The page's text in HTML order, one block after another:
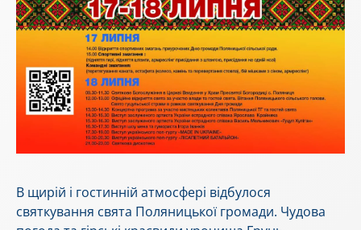
В щирій і гостинній атмосфері відбулося
святкування свята Поляницької громади. Чудова